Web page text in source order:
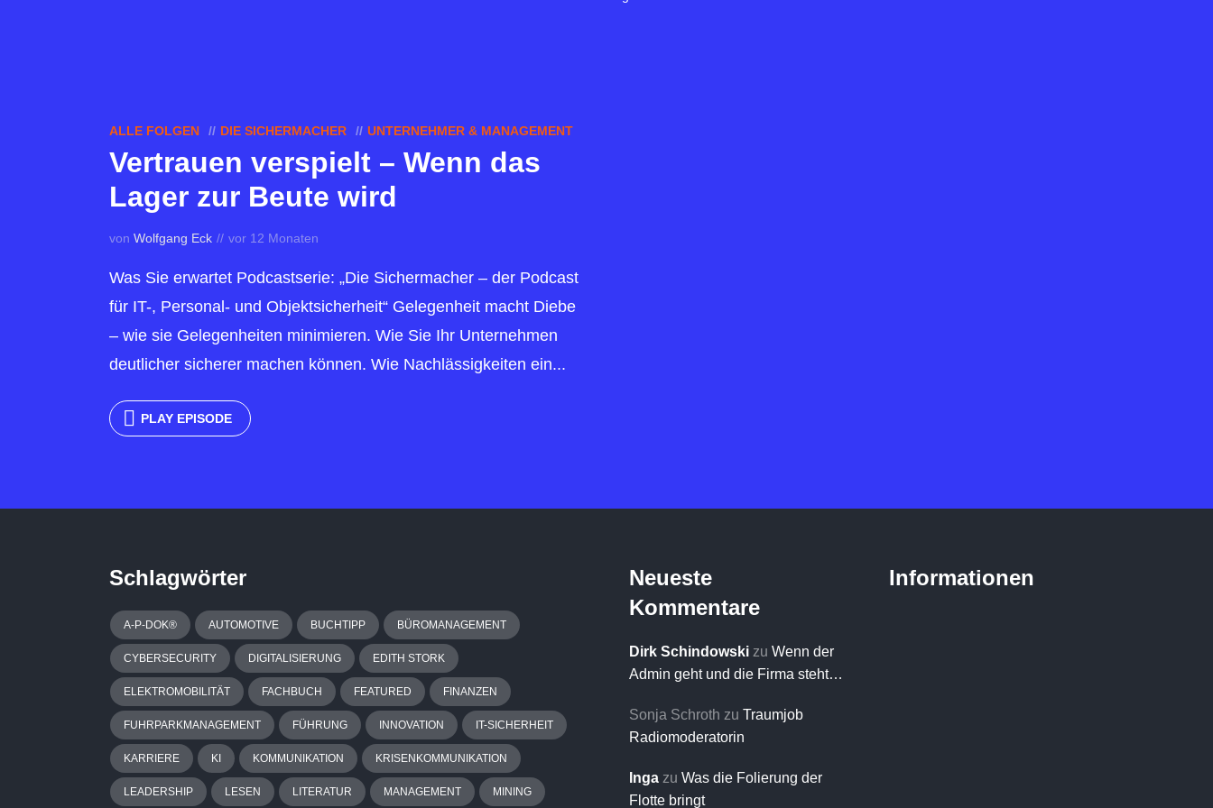
ALLE FOLGEN DIE SICHERMACHER UNTERNEHMER & MANAGEMENT
Vertrauen verspielt – Wenn das
Lager zur Beute wird
von Wolfgang Eck vor 12 Monaten
Was Sie erwartet Podcastserie: „Die Sichermacher – der Podcast
für IT-, Personal- und Objektsicherheit“ Gelegenheit macht Diebe
– wie sie Gelegenheiten minimieren. Wie Sie Ihr Unternehmen
deutlicher sicherer machen können. Wie Nachlässigkeiten ein...
PLAY EPISODE
Schlagwörter
A-P-DOK® AUTOMOTIVE BUCHTIPP BÜROMANAGEMENT
CYBERSECURITY DIGITALISIERUNG EDITH STORK
ELEKTROMOBILITÄT FACHBUCH FEATURED FINANZEN
FUHRPARKMANAGEMENT FÜHRUNG INNOVATION IT-SICHERHEIT
KARRIERE KI KOMMUNIKATION KRISENKOMMUNIKATION
LEADERSHIP LESEN LITERATUR MANAGEMENT MINING
Neueste
Kommentare
Dirk Schindowski zu Wenn der
Admin geht und die Firma steht…
Sonja Schroth zu Traumjob
Radiomoderatorin
Inga zu Was die Folierung der
Flotte bringt
Informationen